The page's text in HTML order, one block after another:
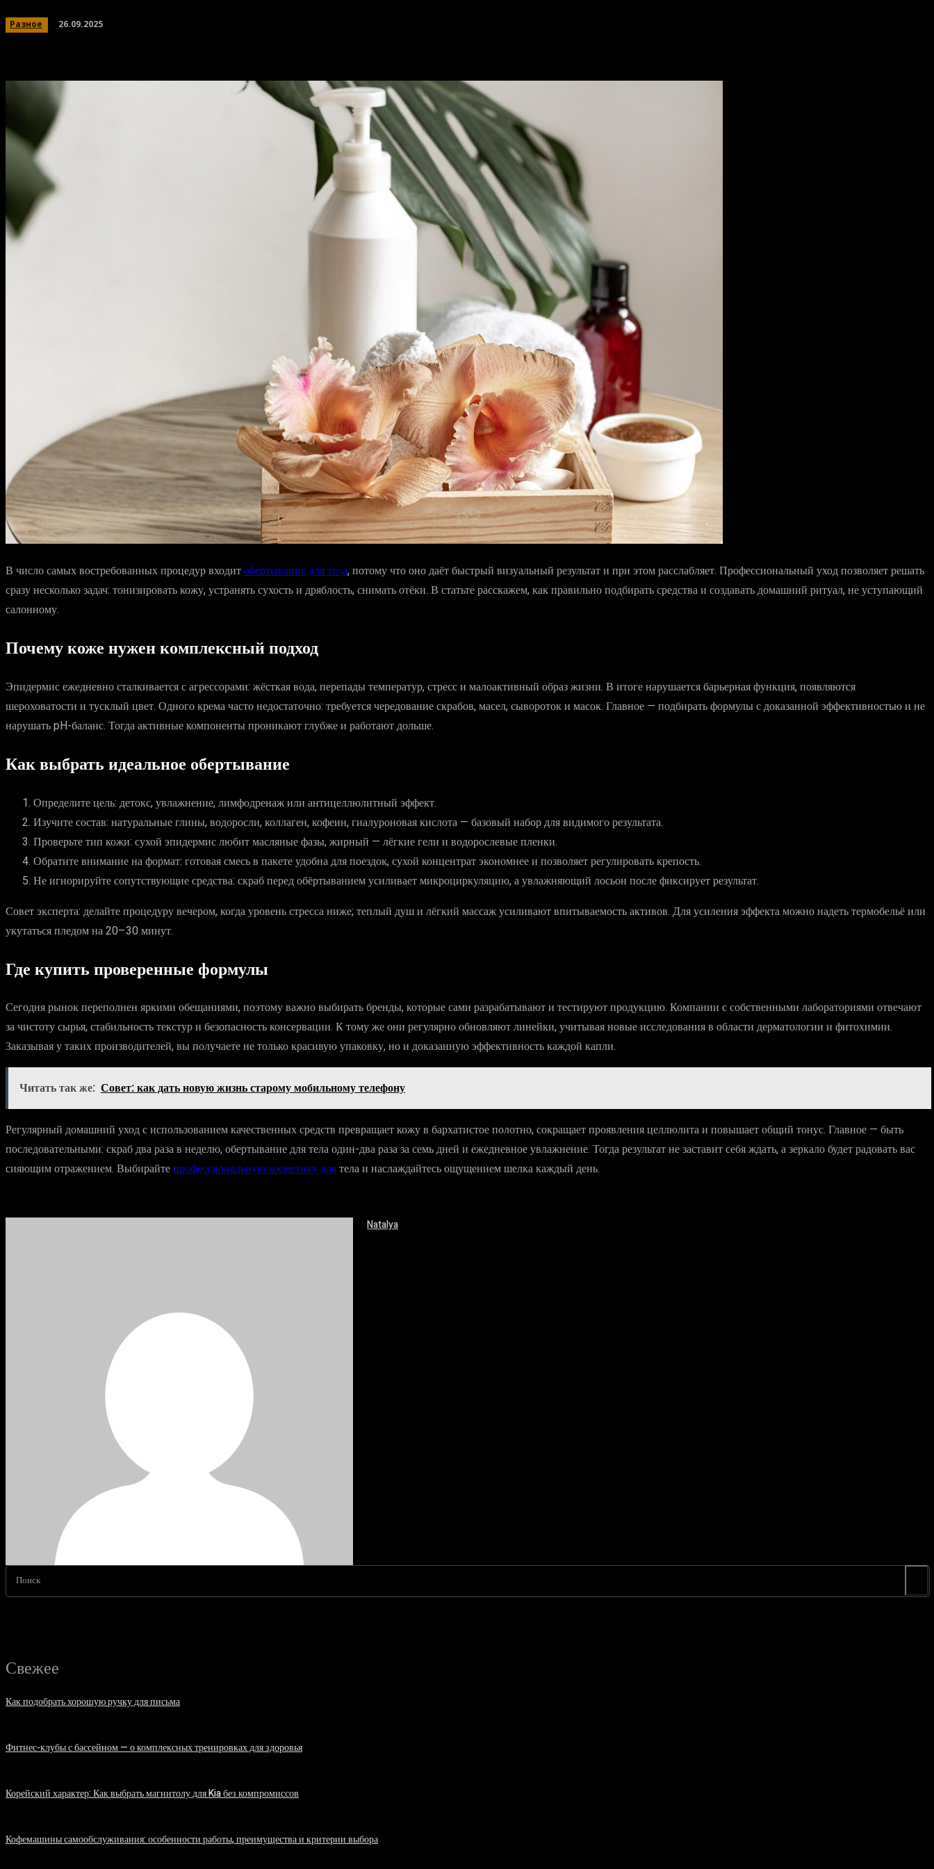
Разное 26.09.2025
В число самых востребованных процедур входитобертывание для тела, потому что оно даёт быстрый визуальный результат и при этом расслабляет. Профессиональный уход позволяет решать
сразу несколько задач: тонизировать кожу, устранять сухость и дряблость, снимать отёки. В статьте расскажем, как правильно подбирать средства и создавать домашний ритуал, не уступающий
салонному.
Почему коже нужен комплексный подход
Эпидермис ежедневно сталкивается с агрессорами: жёсткая вода, перепады температур, стресс и малоактивный образ жизни. В итоге нарушается барьерная функция, появляются
шероховатости и тусклый цвет. Одного крема часто недостаточно: требуется чередование скрабов, масел, сывороток и масок. Главное — подбирать формулы с доказанной эффективностью и не
нарушать pH-баланс. Тогда активные компоненты проникают глубже и работают дольше.
Как выбрать идеальное обертывание
Определите цель: детокс, увлажнение, лимфодренаж или антицеллюлитный эффект.
Изучите состав: натуральные глины, водоросли, коллаген, кофеин, гиалуроновая кислота — базовый набор для видимого результата.
Проверьте тип кожи: сухой эпидермис любит масляные фазы, жирный — лёгкие гели и водорослевые пленки.
Обратите внимание на формат: готовая смесь в пакете удобна для поездок, сухой концентрат экономнее и позволяет регулировать крепость.
Не игнорируйте сопутствующие средства: скраб перед обёртыванием усиливает микроциркуляцию, а увлажняющий лосьон после фиксирует результат.
Совет эксперта: делайте процедуру вечером, когда уровень стресса ниже; теплый душ и лёгкий массаж усиливают впитываемость активов. Для усиления эффекта можно надеть термобельё или
укутаться пледом на 20–30 минут.
Где купить проверенные формулы
Сегодня рынок переполнен яркими обещаниями, поэтому важно выбирать бренды, которые сами разрабатывают и тестируют продукцию. Компании с собственными лабораториями отвечают
за чистоту сырья, стабильность текстур и безопасность консервации. К тому же они регулярно обновляют линейки, учитывая новые исследования в области дерматологии и фитохимии.
Заказывая у таких производителей, вы получаете не только красивую упаковку, но и доказанную эффективность каждой капли.
Читать так же: Совет: как дать новую жизнь старому мобильному телефону
Регулярный домашний уход с использованием качественных средств превращает кожу в бархатистое полотно, сокращает проявления целлюлита и повышает общий тонус. Главное — быть
последовательными: скраб два раза в неделю, обертывание для тела один-два раза за семь дней и ежедневное увлажнение. Тогда результат не заставит себя ждать, а зеркало будет радовать вас
сияющим отражением. Выбирайтепрофессиональную косметику длятела и наслаждайтесь ощущением шелка каждый день.
Natalya
Поиск
Свежее
Как подобрать хорошую ручку для письма
Фитнес-клубы с бассейном — о комплексных тренировках для здоровья
Корейский характер: Как выбрать магнитолу для Kia без компромиссов
Кофемашины самообслуживания: особенности работы, преимущества и критерии выбора